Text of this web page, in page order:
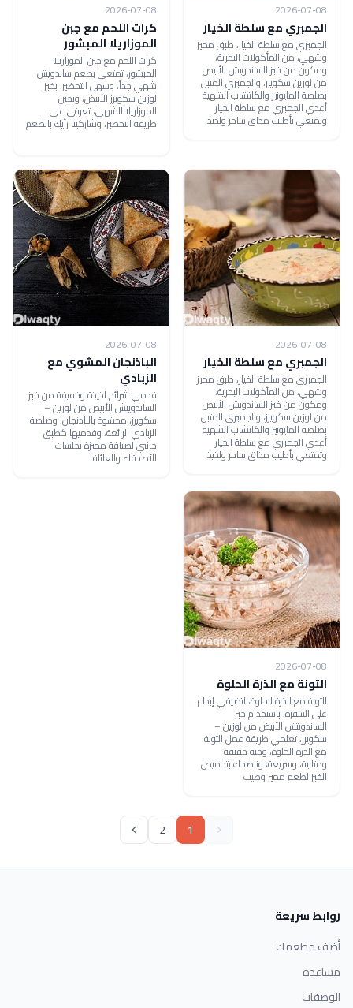
2026-07-08
الجمبري مع سلطة الخيار
الجمبري مع سلطة الخيار، طبق مميز
وشهي، من المأكولات البحرية،
ومكون من خبز الساندويش الأبيض
من لوزين سكويرز، والجمبري المتبل
بصلصة المايونيز والكاتشاب الشهية
أعدي الجمبري مع سلطة الخيار
وتمتعي بأطيب مذاق ساحر ولذيذ
2026-07-08
كرات اللحم مع جبن
الموزاريلا المبشور
كرات اللحم مع جبن الموزاريلا
المبشور، تمتعي بطعم ساندويش
شهي جداً، وسهل التحضير، بخبز
لوزين سكويرز الأبيض، وبجبن
الموزاريلا الشهي، تعرفي على
طريقة التحضير، وشاركينا رأيك بالطعم
2026-07-08
الجمبري مع سلطة الخيار
الجمبري مع سلطة الخيار، طبق مميز
وشهي، من المأكولات البحرية،
ومكون من خبز الساندويش الأبيض
من لوزين سكويرز، والجمبري المتبل
بصلصة المايونيز والكاتشاب الشهية
أعدي الجمبري مع سلطة الخيار
وتمتعي بأطيب مذاق ساحر ولذيذ
2026-07-08
الباذنجان المشوي مع
الزبادي
قدمي شرائح لذيذة وخفيفة من خبز
الساندويتش الأبيض من لوزين –
سكويرز، محشوة بالباذنجان، وصلصة
الزبادي الرائعة، وقدميها كطبق
جانبي لضيافة مميزة بجلسات
الأصدقاء والعائلة
2026-07-08
التونة مع الذرة الحلوة
التونة مع الذرة الحلوة، لتضيفي إبداع
على السفرة، باستخدام خبز
الساندويتش الأبيض من لوزين –
سكويرز، تعلمي طريقة عمل التونة
مع الذرة الحلوة، وجبة خفيفة
ومثالية، وسريعة، وننصحك بتحميص
الخبز لطعم مميز وطيب
1
2
روابط سريعة
أضف مطعمك
مساعدة
الوصفات